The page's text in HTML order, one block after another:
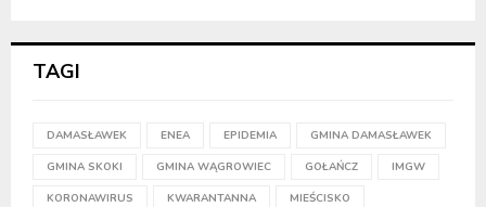
TAGI
DAMASŁAWEK ENEA EPIDEMIA GMINA DAMASŁAWEK
GMINA SKOKI GMINA WĄGROWIEC GOŁAŃCZ IMGW
KORONAWIRUS KWARANTANNA MIEŚCISKO